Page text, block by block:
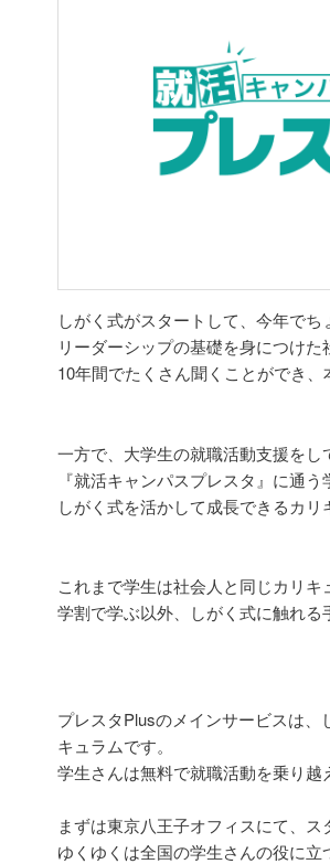
しがく式がスタートして、今年でち
リーダーシップの基礎を身につけ
10年間でたくさん聞くことができ、
一方で、大学生の就職活動支援をし
『就活キャンパスプレスタ』に通う
しがく式を活かして成長できるカリ
これまで学生は社会人と同じカリキ
学割で学ぶ以外、しがく式に触れる
プレスタPlusのメインサービスは
キュラムです。
学生さんは無料で就職活動を乗り越
まずは東京八王子オフィスにて、ス
ゆくゆくは全国の学生さんの役に立